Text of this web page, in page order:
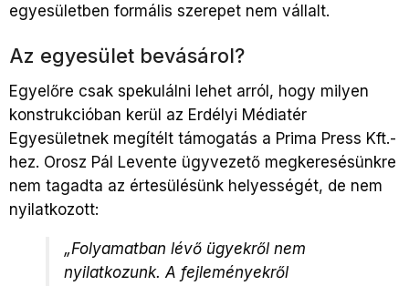
egyesületben formális szerepet nem vállalt.
Az egyesület bevásárol?
Egyelőre csak spekulálni lehet arról, hogy milyen
konstrukcióban kerül az Erdélyi Médiatér
Egyesületnek megítélt támogatás a Prima Press Kft.-
hez. Orosz Pál Levente ügyvezető megkeresésünkre
nem tagadta az értesülésünk helyességét, de nem
nyilatkozott:
„Folyamatban lévő ügyekről nem
nyilatkozunk. A fejleményekről